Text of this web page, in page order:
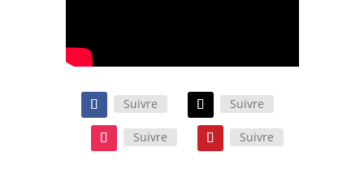
Suivre Suivre
Suivre Suivre